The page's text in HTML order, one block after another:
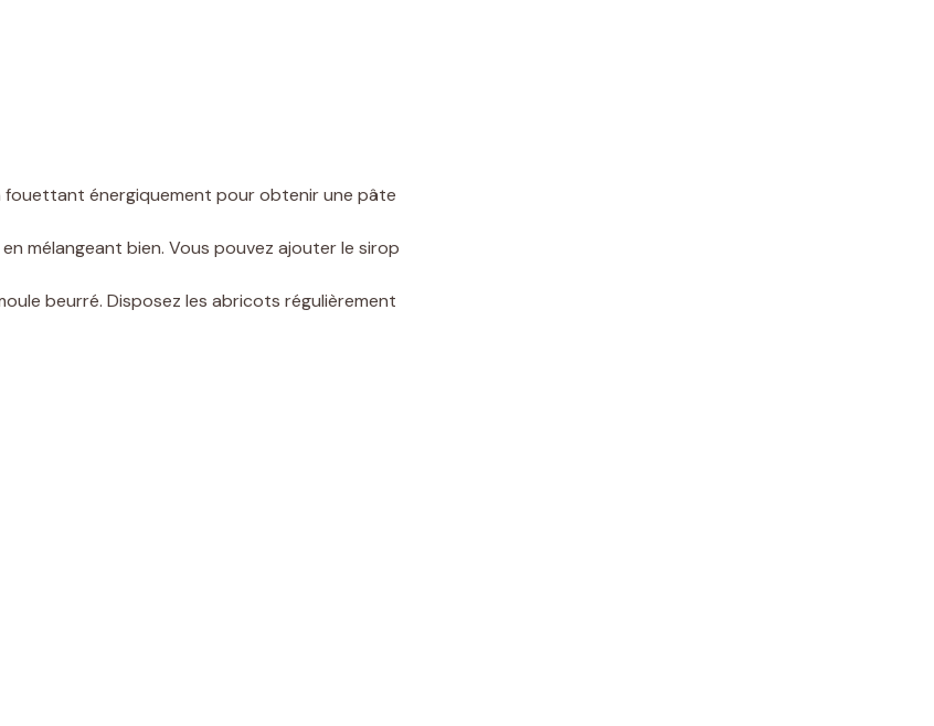
fouettant énergiquement pour obtenir une pâte
mélangeant bien. Vous pouvez ajouter le sirop
beurré. Disposez les abricots régulièrement